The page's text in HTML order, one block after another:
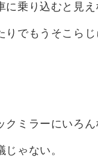
に乗り込むと見え
りでもうそこら
クミラーにいろん
ゃない。